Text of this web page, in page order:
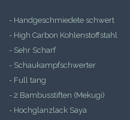
- Handgeschmiedete schwert
- High Carbon Kohlenstoffstahl
- Sehr Scharf
- Schaukampfschwerter
- Full tang
- 2 Bambusstiften (Mekugi)
- Hochglanzlack Saya